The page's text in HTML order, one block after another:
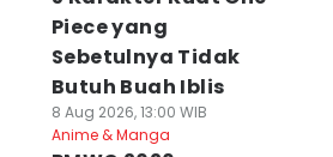
Piece yang
Sebetulnya Tidak
Butuh Buah Iblis
8 Aug 2026, 13:00 WIB
Anime & Manga